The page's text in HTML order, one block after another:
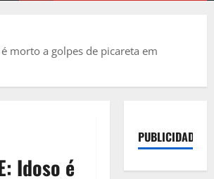
é morto a golpes de picareta em
Idoso é
PUBLICIDADE